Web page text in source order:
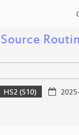
HS2 (S10)